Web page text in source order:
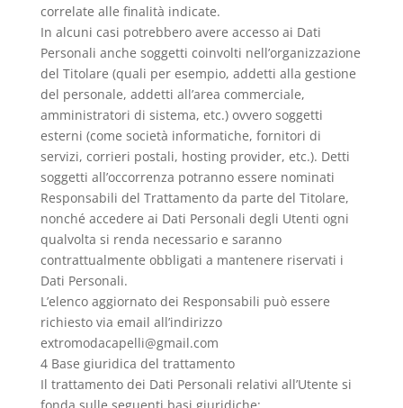
correlate alle finalità indicate.
In alcuni casi potrebbero avere accesso ai Dati
Personali anche soggetti coinvolti nell’organizzazione
del Titolare (quali per esempio, addetti alla gestione
del personale, addetti all’area commerciale,
amministratori di sistema, etc.) ovvero soggetti
esterni (come società informatiche, fornitori di
servizi, corrieri postali, hosting provider, etc.). Detti
soggetti all’occorrenza potranno essere nominati
Responsabili del Trattamento da parte del Titolare,
nonché accedere ai Dati Personali degli Utenti ogni
qualvolta si renda necessario e saranno
contrattualmente obbligati a mantenere riservati i
Dati Personali.
L’elenco aggiornato dei Responsabili può essere
richiesto via email all’indirizzo
extromodacapelli@gmail.com
4 Base giuridica del trattamento
Il trattamento dei Dati Personali relativi all’Utente si